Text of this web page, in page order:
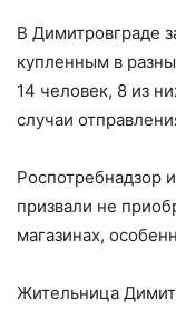
В Димитровграде
купленным в
14 человек, 8 из
случаи
Роспотребнадзор
призвали не
магазинах,
Жительница